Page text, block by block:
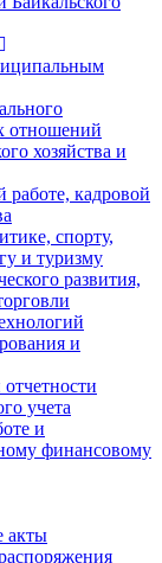
отношений
хозяйства и
работе, кадровой
спорту,
и туризму
развития,
и
учета
и
финансовому
акты